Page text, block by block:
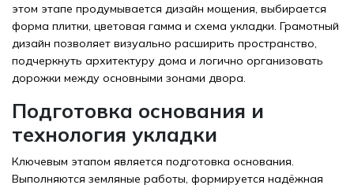
этом этапе продумывается дизайн мощения, выбирается
форма плитки, цветовая гамма и схема укладки. Грамотный
дизайн позволяет визуально расширить пространство,
подчеркнуть архитектуру дома и логично организовать
дорожки между основными зонами двора.
Подготовка основания и
технология укладки
Ключевым этапом является подготовка основания.
Выполняются земляные работы, формируется надёжная